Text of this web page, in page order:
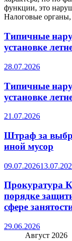
функции, это
Налоговые органы,
Типичные
установке
28.07.2026
Типичные
установке
21.07.2026
Штраф за
иной мусор
09.07.2026
Прокуратура
порядке
сфере
29.06.2026
Август 2026